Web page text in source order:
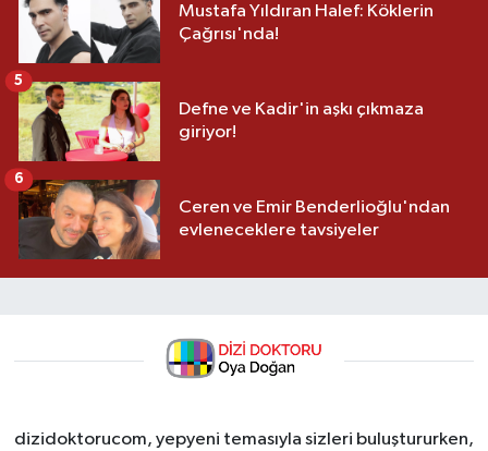
Mustafa Yıldıran Halef: Köklerin
Çağrısı'nda!
Defne ve Kadir'in aşkı çıkmaza
giriyor!
5
Ceren ve Emir Benderlioğlu'ndan
evleneceklere tavsiyeler
6
dizidoktorucom, yepyeni temasıyla sizleri buluştururken,